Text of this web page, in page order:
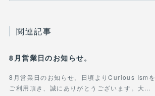
関連記事
8月営業日のお知らせ。
8月営業日のお知らせ。日頃よりCurious Ismを
ご利用頂き、誠にありがとうございます。大…